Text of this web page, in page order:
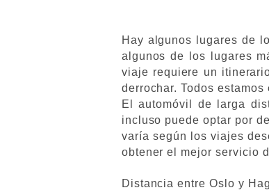
Hay algunos lugares de
algunos de los lugares
viaje requiere un
derrochar. Todos
El automóvil de larga
incluso puede optar por
varía según los viajes
obtener el mejor servicio
Distancia entre Oslo y